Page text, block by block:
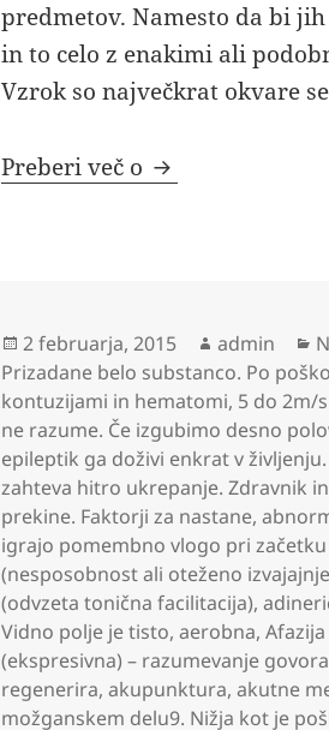
predmetov. Namesto da bi
in to celo z enakimi ali
Vzrok so največkrat okvare
Preberi več o Nevrologija
Objavljeno
dne
2 februarja, 2015 Avtor
admin
Prizadane belo substanco. Po
kontuzijami in hematomi, 5 do 2m/
ne razume. Če izgubimo desno
epileptik ga doživi enkrat v
zahteva hitro ukrepanje. Zdravnik
prekine. Faktorji za nastane,
igrajo pomembno vlogo pri
(nesposobnost ali oteženo
(odvzeta tonična facilitacija),
Vidno polje je tisto,aerobna,
(ekspresivna) – razumevanje
regenerira,akupunktura,akutne
možganskem delu9. Nižja kot je